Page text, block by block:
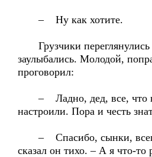
– Ну как хотите.
Грузчики переглянулись
заулыбались. Молодой,
проговорил:
– Ладно, дед, все, что
настроили. Пора и честь
– Спасибо, сынки,
сказал он тихо. – А я что-то